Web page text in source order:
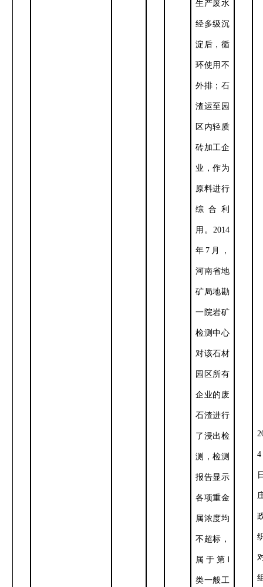
生产废水
经多级沉
淀后，循
环使用不
外排；石
渣运至园
区内轻质
砖加工企
业，作为
原料进行
综合利
用。 2014
年 7 月，
河南省地
矿局地勘
一院岩矿
检测中心
对该石材
园区所有
企业的废
石渣进行
了浸出检
测，检测
报告显示
各项重金
属浓度均
不超标，
属于第Ⅰ
类一般工
4